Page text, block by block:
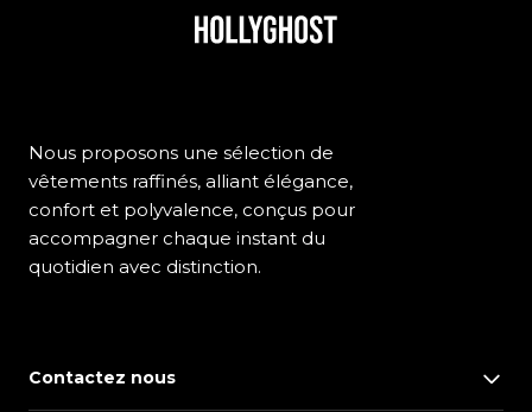
Nous proposons une sélection de
vêtements raffinés, alliant élégance,
confort et polyvalence, conçus pour
accompagner chaque instant du
quotidien avec distinction.
Contactez nous